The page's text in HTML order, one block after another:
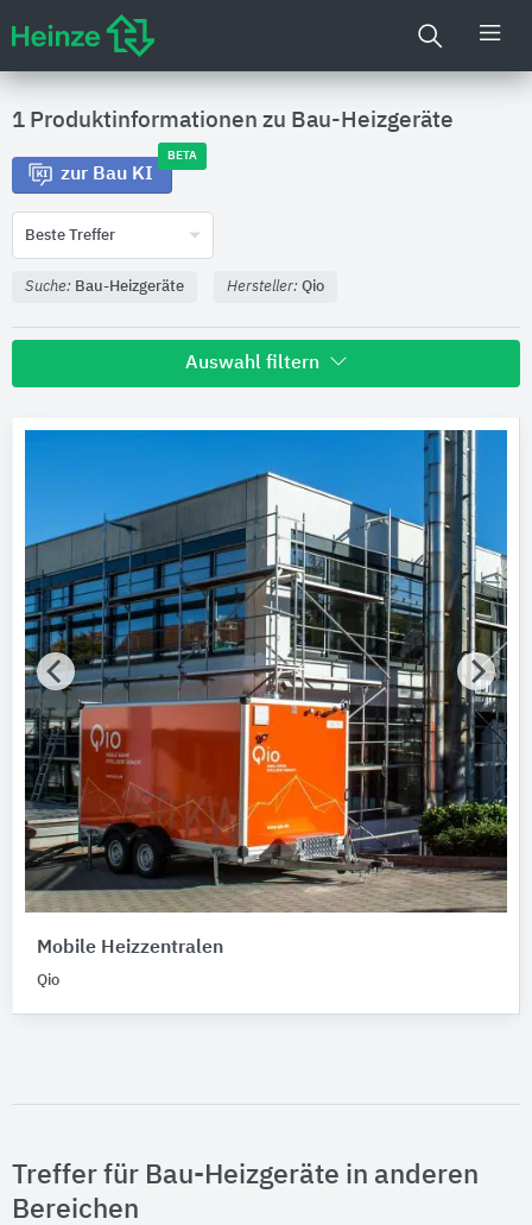
1 Produktinformationen zu Bau-Heizgeräte
zur Bau KI
BETA
Beste Treffer
Suche: Bau-Heizgeräte Hersteller: Qio
Auswahl filtern
Produktkategorie
Mobile Heizzentralen
Niederdruck-Heizkessel 1
Vermietungsdienstleistungen 1
Mobile Heizzentralen
Qio
Treffer für Bau-Heizgeräte in anderen
Bereichen